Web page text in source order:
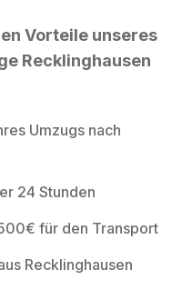
Vorteile unseres
Recklinghausen
Umzugs nach
24 Stunden
für den Transport
Recklinghausen